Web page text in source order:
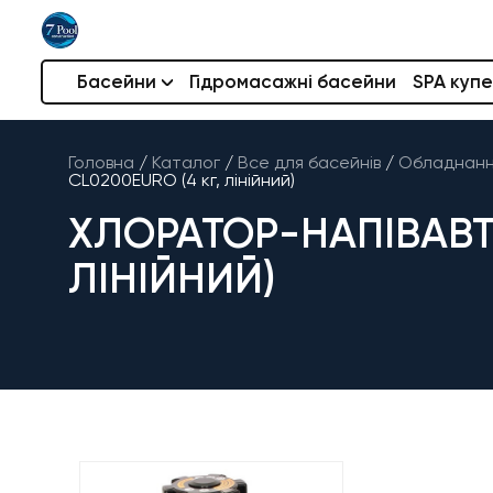
Басейни Гідромасажні басейни SPA
Головна / Каталог / Все для басейнів /
CL0200EURO (4 кг, лінійний)
ХЛОРАТОР-
ЛІНІЙНИЙ)